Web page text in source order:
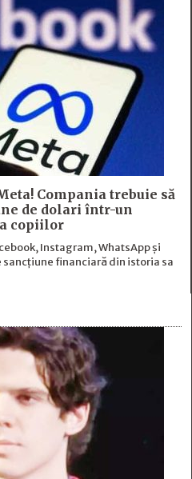
Compania trebuie să
de dolari într-un
copiilor
Instagram, WhatsApp și
financiară din istoria sa